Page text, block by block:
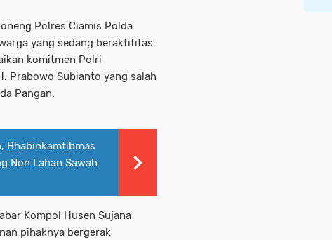
Polres Ciamis Polda
yang sedang beraktifitas
komitmen Polri
Prabowo Subianto yang salah
Pangan.
Bhabinkamtibmas
Non Lahan Sawah
Kompol Husen Sujana
pihaknya bergerak